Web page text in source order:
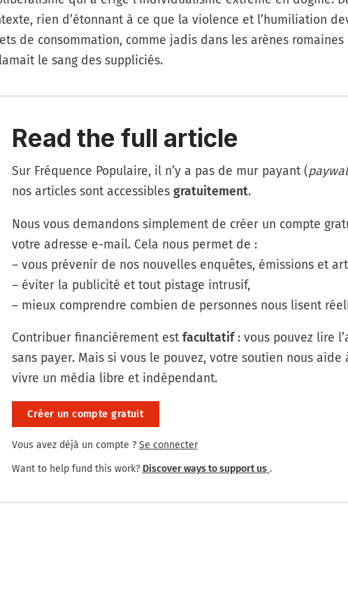
rien d’étonnant à ce que la violence et l’humiliation
de consommation, comme jadis dans les arènes
le sang des suppliciés.
Read the full article
Sur Fréquence Populaire, il n’y a pas de mur payant (
nos articles sont accessibles gratuitement.
Nous vous demandons simplement de créer un compte
votre adresse e-mail. Cela nous permet de :
– vous prévenir de nos nouvelles enquêtes, émissions et
– éviter la publicité et tout pistage intrusif,
– mieux comprendre combien de personnes nous lisent
Contribuer financièrement est facultatif: vous pouvez lire
sans payer. Mais si vous le pouvez, votre soutien nous aide
vivre un média libre et indépendant.
Créer un compte gratuit
Vous avez déjà un compte ? Se connecter
Want to help fund this work? Discover ways to support us .